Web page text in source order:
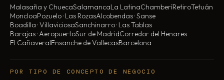
Malasaña y ChuecaSalamancaLa LatinaChamberíRetiroTetuán
MoncloaPozuelo · Las RozasAlcobendas · Sanse
Boadilla · VillaviciosaSanchinarro · Las Tablas
Barajas · AeropuertoSur de MadridCorredor del Henares
El CañaveralEnsanche de VallecasBarcelona
POR TIPO DE CONCEPTO DE NEGOCIO